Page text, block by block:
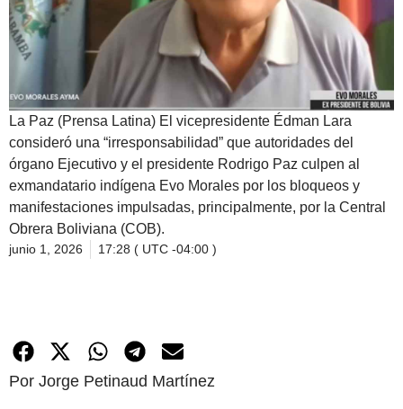
La Paz (Prensa Latina) El vicepresidente Édman Lara
consideró una “irresponsabilidad” que autoridades del
órgano Ejecutivo y el presidente Rodrigo Paz culpen al
exmandatario indígena Evo Morales por los bloqueos y
manifestaciones impulsadas, principalmente, por la Central
Obrera Boliviana (COB).
junio 1, 2026 17:28 ( UTC -04:00 )
Por Jorge Petinaud Martínez